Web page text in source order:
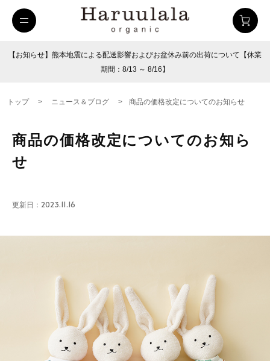
【お知らせ】熊本地震による配送影響およびお盆休み前の出荷について【休業
期間：8/13 ～ 8/16】
トップ > ニュース＆ブログ > 商品の価格改定についてのお知らせ
商品の価格改定についてのお知ら
せ
更新日：2023.11.16